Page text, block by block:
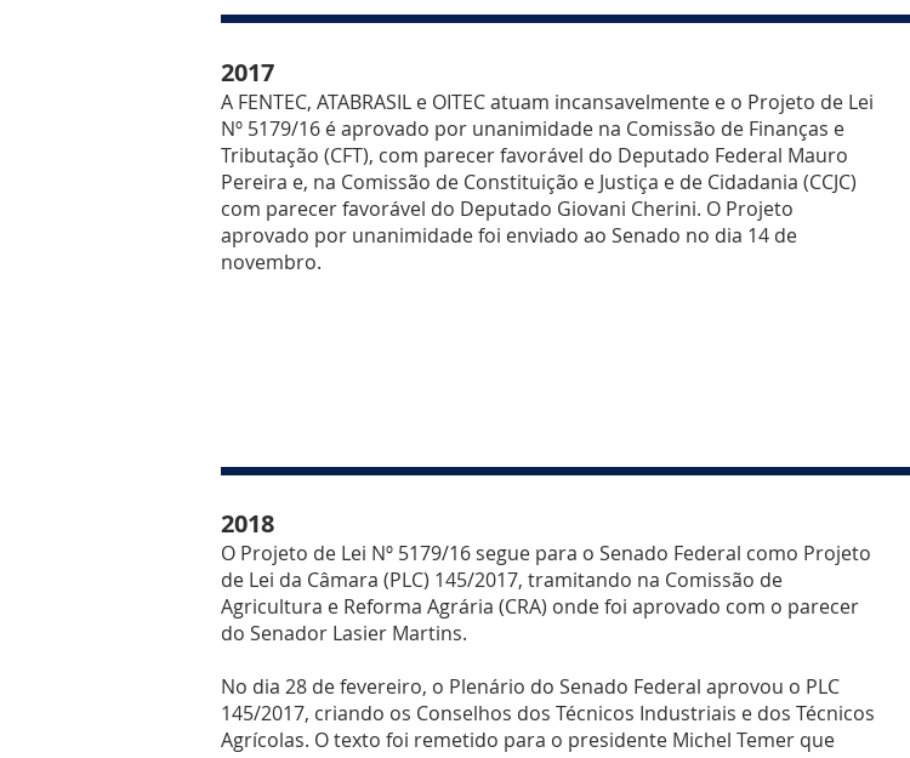
2017
A FENTEC, ATABRASIL e OITEC atuam incansavelmente e o Projeto de Lei
Nº 5179/16 é aprovado por unanimidade na Comissão de Finanças e
Tributação (CFT), com parecer favorável do Deputado Federal Mauro
Pereira e, na Comissão de Constituição e Justiça e de Cidadania (CCJC)
com parecer favorável do Deputado Giovani Cherini. O Projeto
aprovado por unanimidade foi enviado ao Senado no dia 14 de
novembro.
2018
O Projeto de Lei Nº 5179/16 segue para o Senado Federal como Projeto
de Lei da Câmara (PLC) 145/2017, tramitando na Comissão de
Agricultura e Reforma Agrária (CRA) onde foi aprovado com o parecer
do Senador Lasier Martins.
No dia 28 de fevereiro, o Plenário do Senado Federal aprovou o PLC
145/2017, criando os Conselhos dos Técnicos Industriais e dos Técnicos
Agrícolas. O texto foi remetido para o presidente Michel Temer que